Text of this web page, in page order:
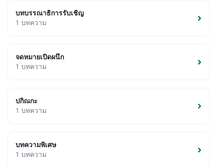
บทบรรณาธิการรับเชิญ
1 บทความ
จดหมายเปิดผนึก
1 บทความ
ปกิณกะ
1 บทความ
บทความพิเศษ
1 บทความ